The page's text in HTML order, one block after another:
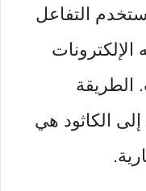
التفاعل
الإلكترونات
الطريقة
الكاثود هي